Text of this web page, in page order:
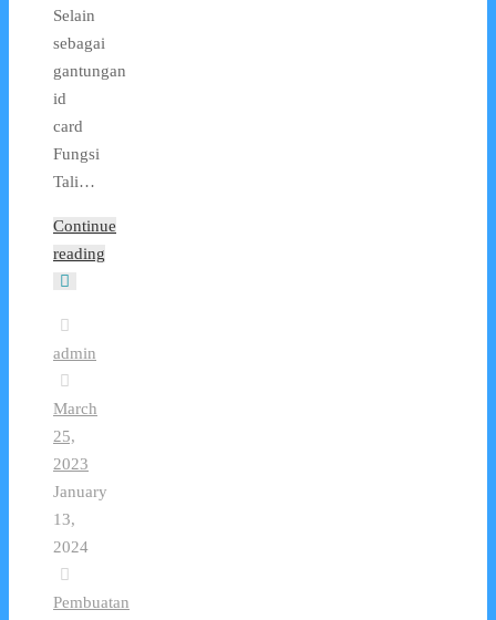
Selain
sebagai
gantungan
id
card
Fungsi
Tali…
Continue
reading
admin
March
25,
2023
January
13,
2024
Pembuatan